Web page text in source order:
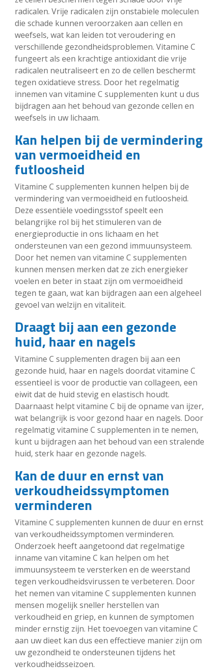
radicalen. Vrije radicalen zijn onstabiele moleculen
die schade kunnen veroorzaken aan cellen en
weefsels, wat kan leiden tot veroudering en
verschillende gezondheidsproblemen. Vitamine C
fungeert als een krachtige antioxidant die vrije
radicalen neutraliseert en zo de cellen beschermt
tegen oxidatieve stress. Door het regelmatig
innemen van vitamine C supplementen kunt u dus
bijdragen aan het behoud van gezonde cellen en
weefsels in uw lichaam.
Kan helpen bij de vermindering
van vermoeidheid en
futloosheid
Vitamine C supplementen kunnen helpen bij de
vermindering van vermoeidheid en futloosheid.
Deze essentiële voedingsstof speelt een
belangrijke rol bij het stimuleren van de
energieproductie in ons lichaam en het
ondersteunen van een gezond immuunsysteem.
Door het nemen van vitamine C supplementen
kunnen mensen merken dat ze zich energieker
voelen en beter in staat zijn om vermoeidheid
tegen te gaan, wat kan bijdragen aan een algeheel
gevoel van welzijn en vitaliteit.
Draagt bij aan een gezonde
huid, haar en nagels
Vitamine C supplementen dragen bij aan een
gezonde huid, haar en nagels doordat vitamine C
essentieel is voor de productie van collageen, een
eiwit dat de huid stevig en elastisch houdt.
Daarnaast helpt vitamine C bij de opname van ijzer,
wat belangrijk is voor gezond haar en nagels. Door
regelmatig vitamine C supplementen in te nemen,
kunt u bijdragen aan het behoud van een stralende
huid, sterk haar en gezonde nagels.
Kan de duur en ernst van
verkoudheidssymptomen
verminderen
Vitamine C supplementen kunnen de duur en ernst
van verkoudheidssymptomen verminderen.
Onderzoek heeft aangetoond dat regelmatige
inname van vitamine C kan helpen om het
immuunsysteem te versterken en de weerstand
tegen verkoudheidsvirussen te verbeteren. Door
het nemen van vitamine C supplementen kunnen
mensen mogelijk sneller herstellen van
verkoudheid en griep, en kunnen de symptomen
minder ernstig zijn. Het toevoegen van vitamine C
aan uw dieet kan dus een effectieve manier zijn om
uw gezondheid te ondersteunen tijdens het
verkoudheidsseizoen.